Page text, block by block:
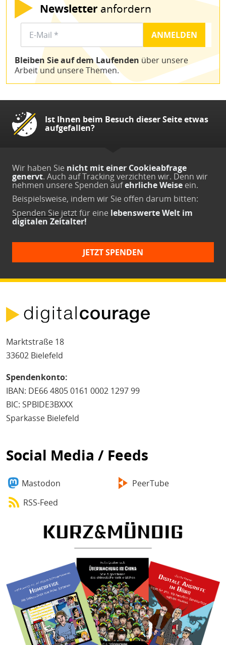
Newsletter anfordern
Bleiben Sie auf dem Laufenden über unsere
Arbeit und unsere Themen.
Ist Ihnen beim Besuch dieser Seite etwas
aufgefallen?
Wir haben Sie nicht mit einer Cookieabfrage
genervt. Auch auf Tracking verzichten wir. Denn wir
nehmen unsere Spenden aufehrliche Weise ein.
Beispielsweise, indem wir Sie offen darum bitten:
Spenden Sie jetztfür eine lebenswerte Welt im
digitalen Zeitalter!
JETZT SPENDEN
Marktstraße 18
33602 Bielefeld
Spendenkonto:
IBAN: DE66 4805 0161 0002 1297 99
BIC: SPBIDE3BXXX
Sparkasse Bielefeld
Social Media / Feeds
Mastodon
PeerTube
RSS-Feed